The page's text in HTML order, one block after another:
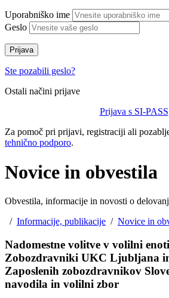
Uporabniško ime
Geslo
Prijava
Ste pozabili geslo?
Ostali načini prijave
Prijava s SI-PASS
Za pomoč pri prijavi, registraciji ali
tehnično podporo.
Novice in obvestila
Obvestila, informacije in novosti o
/ Informacije, publikacije / Novice in
Nadomestne volitve v volilni
Zobozdravniki UKC Ljubljana
Zaposlenih zobozdravnikov
navodila in volilni zbor